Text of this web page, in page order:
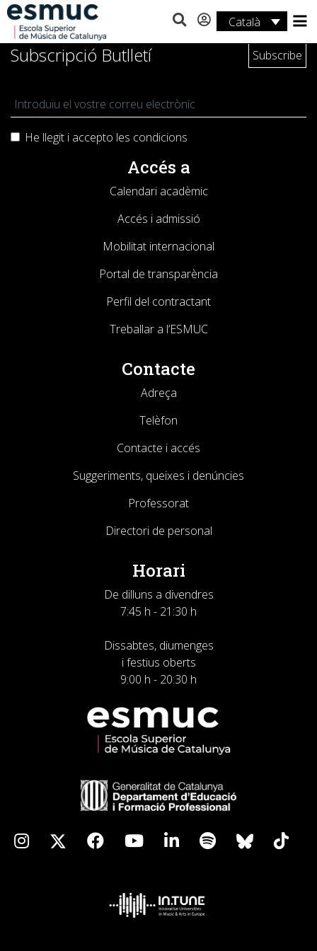
Català
Estudis
Serveis
Activitats
Subscripció Butlletí
He llegit i accepto les condicions
Accés a
Calendari acadèmic
Accés i admissió
Mobilitat internacional
Portal de transparència
Perfil del contractant
Treballar a l’ESMUC
Contacte
Adreça
Telèfon
Contacte i accés
Suggeriments, queixes i denúncies
Professorat
Directori de personal
Horari
De dilluns a divendres
7:45 h - 21:30 h
Dissabtes, diumenges
i festius oberts
9:00 h - 20:30 h